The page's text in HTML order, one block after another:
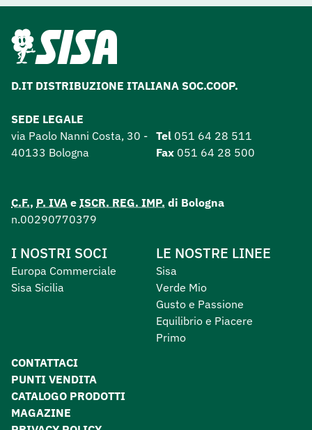
D.IT DISTRIBUZIONE ITALIANA SOC.COOP.
SEDE LEGALE
via Paolo Nanni Costa, 30 -
40133 Bologna
Tel 051 64 28 511
Fax 051 64 28 500
C.F., P. IVA e ISCR. REG. IMP. di Bologna
n.00290770379
I NOSTRI SOCI
Europa Commerciale
Sisa Sicilia
LE NOSTRE LINEE
Sisa
Verde Mio
Gusto e Passione
Equilibrio e Piacere
Primo
CONTATTACI
PUNTI VENDITA
CATALOGO PRODOTTI
MAGAZINE